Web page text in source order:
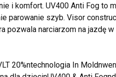
i komfort. UV400 Anti Fog to
parowanie szyb. Visor
pozwala narciarzom na jazdę w
20%ntechnologia In